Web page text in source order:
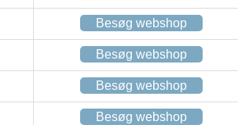
Besøg webshop
Besøg webshop
Besøg webshop
Besøg webshop